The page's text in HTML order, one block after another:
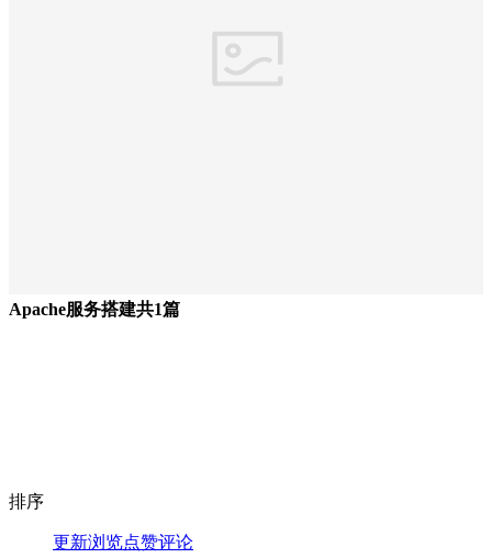
Apache服务搭建共1篇
排序
更新浏览点赞评论